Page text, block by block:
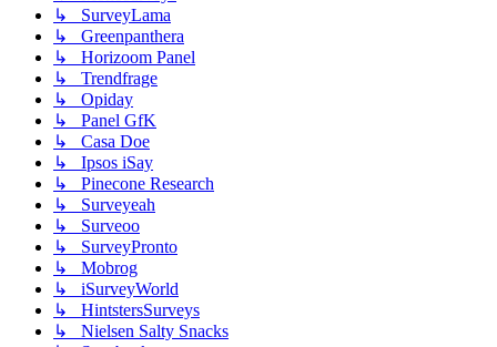
↳ SurveyLama
↳ Greenpanthera
↳ Horizoom Panel
↳ Trendfrage
↳ Opiday
↳ Panel GfK
↳ Casa Doe
↳ Ipsos iSay
↳ Pinecone Research
↳ Surveyeah
↳ Surveoo
↳ SurveyPronto
↳ Mobrog
↳ iSurveyWorld
↳ HintstersSurveys
↳ Nielsen Salty Snacks